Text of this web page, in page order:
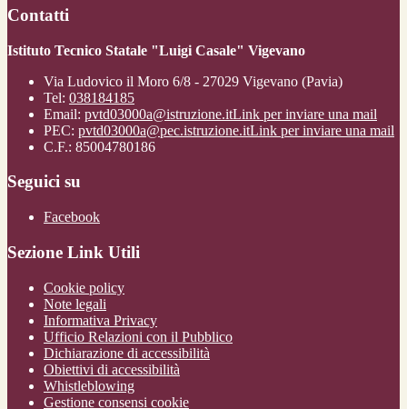
Contatti
Istituto Tecnico Statale "Luigi Casale" Vigevano
Via Ludovico il Moro 6/8 - 27029 Vigevano (Pavia)
Tel: 038184185
Email: pvtd03000a@istruzione.itLink per inviare una mail
PEC: pvtd03000a@pec.istruzione.itLink per inviare una mail
C.F.: 85004780186
Seguici su
Facebook
Sezione Link Utili
Cookie policy
Note legali
Informativa Privacy
Ufficio Relazioni con il Pubblico
Dichiarazione di accessibilità
Obiettivi di accessibilità
Whistleblowing
Gestione consensi cookie